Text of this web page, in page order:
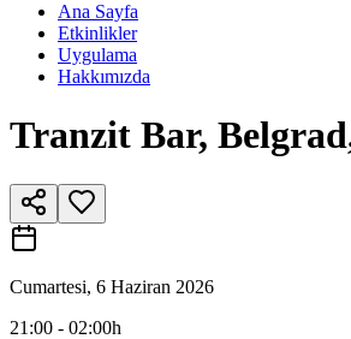
Ana Sayfa
Etkinlikler
Uygulama
Hakkımızda
Tranzit Bar,
Cumartesi, 6 Haziran 2026
21:00 - 02:00h